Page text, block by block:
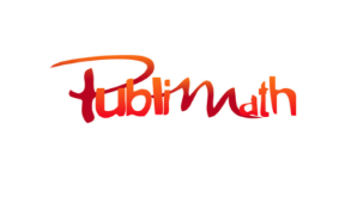
contenuPublimath